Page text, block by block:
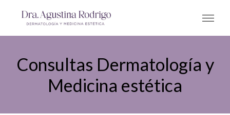
Consultas Dermatología y
Medicina estética